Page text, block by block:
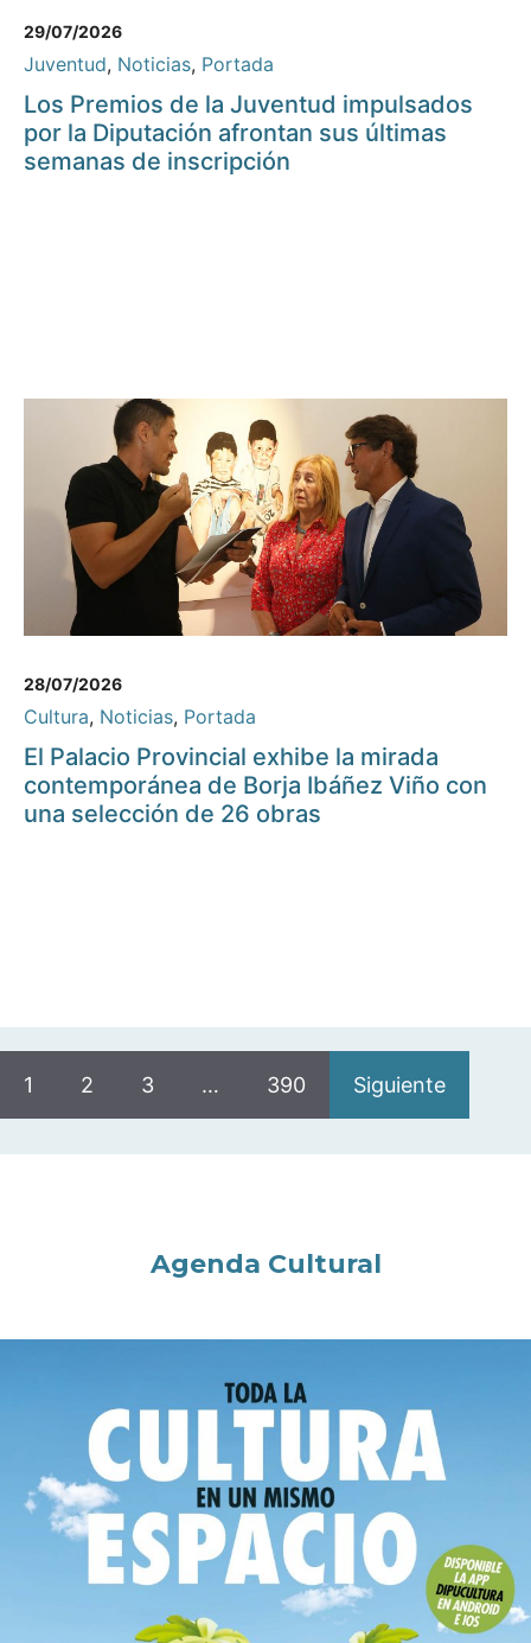
29/07/2026
Juventud, Noticias, Portada
Los Premios de la Juventud impulsados
por la Diputación afrontan sus últimas
semanas de inscripción
28/07/2026
Cultura, Noticias, Portada
El Palacio Provincial exhibe la mirada
contemporánea de Borja Ibáñez Viño con
una selección de 26 obras
1 2 3 … 390 Siguiente
Agenda Cultural